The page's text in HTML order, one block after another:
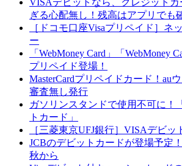
VISAデビットなら、クレジット
ぎる心配無し！残高はアプリでも
［ドコモ口座Visaプリペイド］ネ
ー
「WebMoney Card」「WebMoney
プリペイド登場！
MasterCardプリペイドカード！au
審査無し発行
ガソリンスタンドで使用不可に！
トカード」
［三菱東京UFJ銀行］VISAデビッ
JCBのデビットカードが登場予定
秋から